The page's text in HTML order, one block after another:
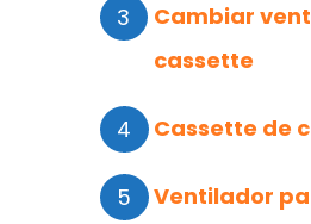
Cambiar
cassette
Cassette de
Ventilador